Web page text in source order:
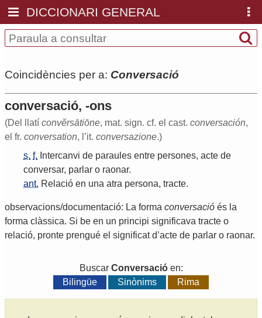
DICCIONARI GENERAL
Coincidències per a: Conversació
conversació, -ons
(Del llatí convĕrsātiōne, mat. sign. cf. el cast. conversación,
el fr. conversation, l’it. conversazione.)
s. f. Intercanvi de paraules entre persones, acte de
conversar, parlar o raonar.
ant. Relació en una atra persona, tracte.
observacions/documentació: La forma conversació és la
forma clàssica. Si be en un principi significava tracte o
relació, pronte prengué el significat d’acte de parlar o raonar.
Buscar Conversacióen:
Bilingüe
Sinònims Rima